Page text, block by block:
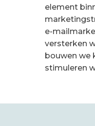
element
e-
versterken
bouwen we
stimuleren